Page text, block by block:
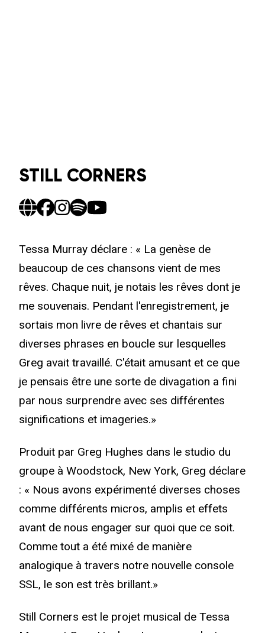
STILL CORNERS
Tessa Murray déclare : « La genèse de
beaucoup de ces chansons vient de mes
rêves. Chaque nuit, je notais les rêves dont je
me souvenais. Pendant l'enregistrement, je
sortais mon livre de rêves et chantais sur
diverses phrases en boucle sur lesquelles
Greg avait travaillé. C'était amusant et ce que
je pensais être une sorte de divagation a fini
par nous surprendre avec ses différentes
significations et imageries.»
Produit par Greg Hughes dans le studio du
groupe à Woodstock, New York, Greg déclare
: « Nous avons expérimenté diverses choses
comme différents micros, amplis et effets
avant de nous engager sur quoi que ce soit.
Comme tout a été mixé de manière
analogique à travers notre nouvelle console
SSL, le son est très brillant.»
Still Corners est le projet musical de Tessa